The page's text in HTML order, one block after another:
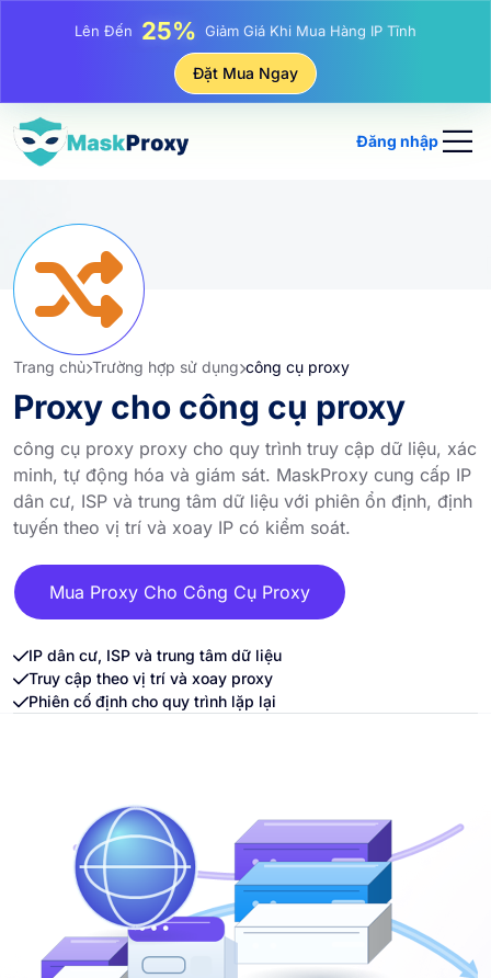
Lên Đến 25% Giảm Giá Khi Mua Hàng IP Tĩnh
Giảm Giá Khi Mua Hàng IP Luân Phiên
Đặt Mua Ngay
Đăng nhập
Trang chủ Trường hợp sử dụng công cụ proxy
Proxy cho công cụ proxy
công cụ proxy proxy cho quy trình truy cập dữ liệu, xác
minh, tự động hóa và giám sát. MaskProxy cung cấp IP
dân cư, ISP và trung tâm dữ liệu với phiên ổn định, định
tuyến theo vị trí và xoay IP có kiểm soát.
Mua Proxy Cho Công Cụ Proxy
IP dân cư, ISP và trung tâm dữ liệu
Truy cập theo vị trí và xoay proxy
Phiên cố định cho quy trình lặp lại